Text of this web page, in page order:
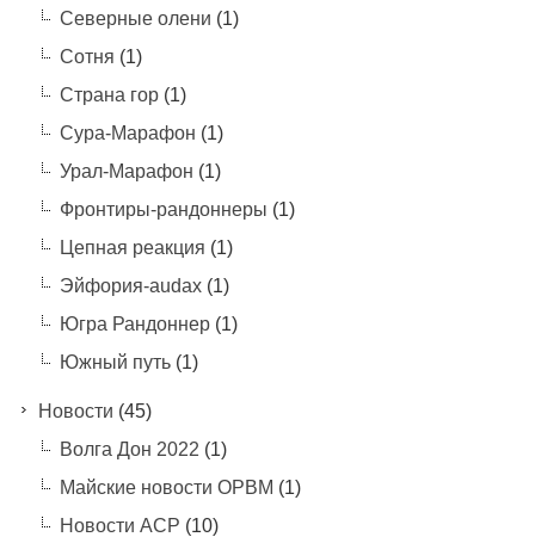
Северные олени (1)
Сотня (1)
Страна гор(1)
Сура-Марафон (1)
Урал-Марафон (1)
Фронтиры-рандоннеры (1)
Цепная реакция (1)
Эйфория-audax(1)
Югра Рандоннер(1)
Южный путь(1)
Новости (45)
Волга Дон 2022 (1)
Майские новости ОРВМ (1)
Новости АСР (10)